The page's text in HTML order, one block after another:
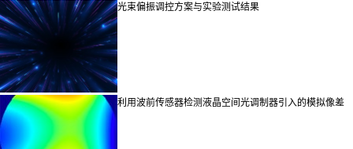
光束偏振调控方案与实验测试结果
利用波前传感器检测液晶空间光调制器引入的模拟像差